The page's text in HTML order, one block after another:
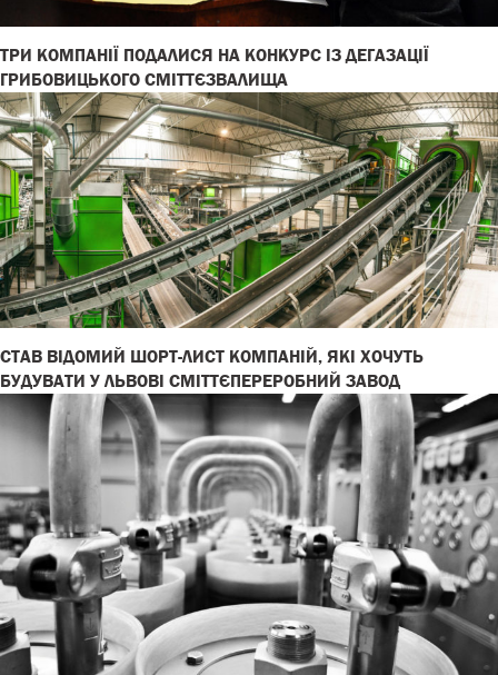
ТРИ КОМПАНІЇ ПОДАЛИСЯ НА КОНКУРС ІЗ ДЕГАЗАЦІЇ
ГРИБОВИЦЬКОГО СМІТТЄЗВАЛИЩА
СТАВ ВІДОМИЙ ШОРТ-ЛИСТ КОМПАНІЙ, ЯКІ ХОЧУТЬ
БУДУВАТИ У ЛЬВОВІ СМІТТЄПЕРЕРОБНИЙ ЗАВОД